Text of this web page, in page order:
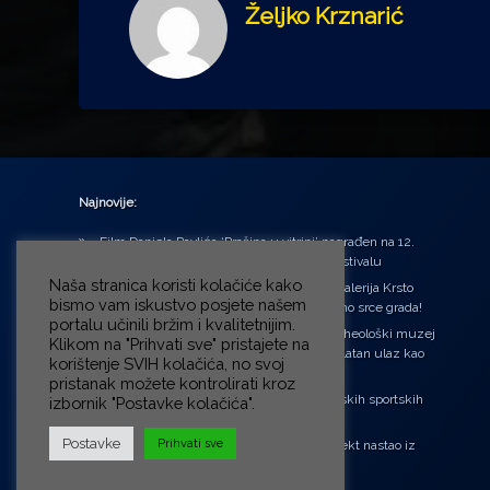
Željko Krznarić
Najnovije:
Film Daniela Pavlića ‘Prašina u vitrini’ nagrađen na 12.
Green Montenegro International Film Festivalu
U središtu Petrinje otvorena obnovljena Galerija Krsto
Hegedušić: Kultura vraćena kući, u samo srce grada!
Od petka do nedjelje (31.7. – 2.8.2026.) Arheološki muzej
u Zagrebu otvara vrata građanima: Besplatan ulaz kao
zaklon od toplinskog vala
‘Ni med cvetjem ni pravice’ na Aleji hrvatskih sportskih
“Rubikova kocka – složi svoju priču”, projekt nastao iz
potrebe da se čuje glas djece!
Naša stranica koristi kolačiće kako
bismo vam iskustvo posjete našem
portalu učinili bržim i kvalitetnijim.
Klikom na "Prihvati sve" pristajete na
korištenje SVIH kolačića, no svoj
pristanak možete kontrolirati kroz
izbornik "Postavke kolačića".
Postavke Prihvati sve